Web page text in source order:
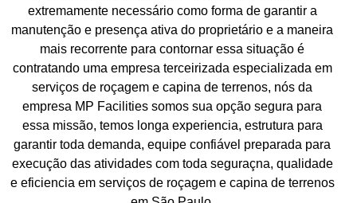
extremamente necessário como forma de garantir a
manutenção e presença ativa do proprietário e a maneira
mais recorrente para contornar essa situação é
contratando uma empresa terceirizada especializada em
serviços de roçagem e capina de terrenos, nós da
empresa MP Facilities somos sua opção segura para
essa missão, temos longa experiencia, estrutura para
garantir toda demanda, equipe confiável preparada para
execução das atividades com toda seguraçna, qualidade
e eficiencia em serviços de roçagem e capina de terrenos